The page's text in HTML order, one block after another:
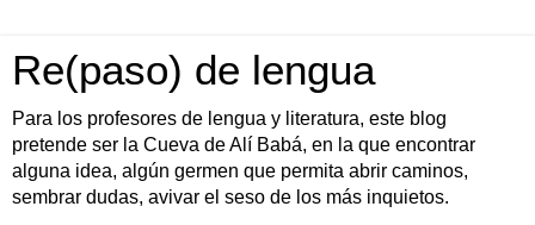
Re(paso) de lengua
Para los profesores de lengua y literatura, este blog
pretende ser la Cueva de Alí Babá, en la que encontrar
alguna idea, algún germen que permita abrir caminos,
sembrar dudas, avivar el seso de los más inquietos.